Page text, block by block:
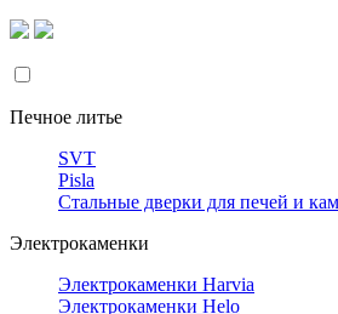
Печное литье
SVT
Pisla
Стальные дверки для печей и
Электрокаменки
Электрокаменки Harvia
Электрокаменки Helo